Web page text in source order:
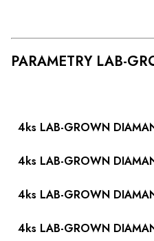
PARAMETRY LAB-
4ks LAB-GROWN
4ks LAB-GROWN
4ks LAB-GROWN
4ks LAB-GROWN